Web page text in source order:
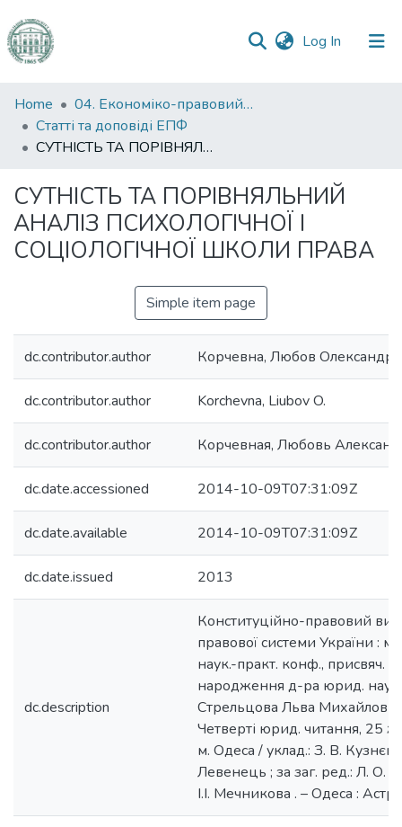
Log In (current)
Communities
&
Collections
Statistics
Home
04. Економіко-правовий факультет
Статті та доповіді ЕПФ
СУТНІСТЬ ТА ПОРІВНЯЛЬНИЙ АНАЛІЗ ПСИХОЛОГІЧНОЇ І СОЦІОЛОГІЧНОЇ ШКОЛИ ПРАВА
СУТНІСТЬ ТА ПОРІВНЯЛЬНИЙ
АНАЛІЗ ПСИХОЛОГІЧНОЇ І
СОЦІОЛОГІЧНОЇ ШКОЛИ ПРАВА
Simple item page
dc.contributor.author Корчевна, Любов
dc.contributor.author Korchevna, Liubov O.
dc.contributor.author Корчевная, Любовь
dc.date.accessioned 2014-10-09T07:31:09Z
dc.date.available 2014-10-09T07:31:09Z
dc.date.issued 2013
dc.description
Конституційно-правовий
правової системи України :
наук.-практ. конф., присвяч.
народження д-ра юрид.
Стрельцова Льва
Четверті юрид. читання, 25
м. Одеса / уклад.: З. В.
Левенець ; за заг. ред.: Л. О.
І.І. Мечникова . – Одеса :